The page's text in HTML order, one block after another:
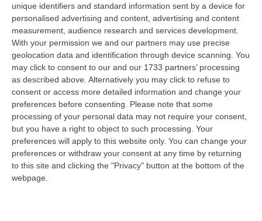
unique identifiers and standard information sent by a device for
personalised advertising and content, advertising and content
measurement, audience research and services development.
With your permission we and our partners may use precise
geolocation data and identification through device scanning. You
may click to consent to our and our 1733 partners’ processing
as described above. Alternatively you may click to refuse to
consent or access more detailed information and change your
preferences before consenting.
Please note that some
processing of your personal data may not require your consent,
but you have a right to object to such processing. Your
preferences will apply to this website only. You can change your
preferences or withdraw your consent at any time by returning
to this site and clicking the "Privacy" button at the bottom of the
webpage.
L’assessore alle Infrastrutture: «Non
succedeva da 10 anni, si tratta del primo
bando per la messa in sicurezza del sistema
viario esistente, attrave…
Pubblicato il: 25/01/21 – 13:36